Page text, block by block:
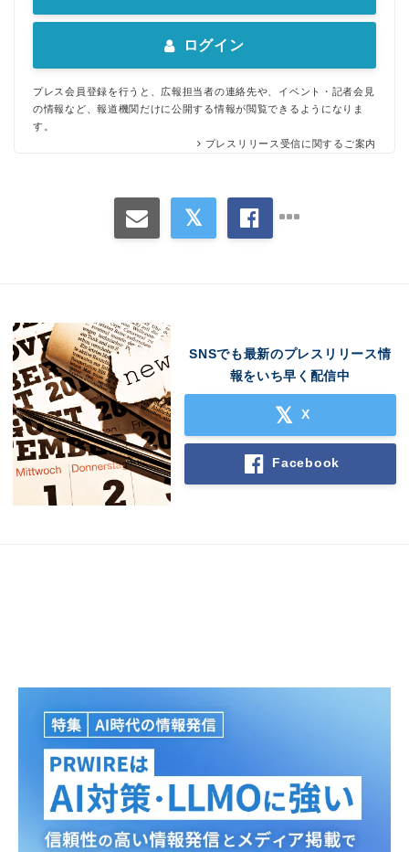
ログイン
プレス会員登録を行うと、広報担当者の連絡先や、イベント・記者会見
の情報など、報道機関だけに公開する情報が閲覧できるようになりま
す。
プレスリリース受信に関するご案内
SNSでも最新のプレスリリース情
報をいち早く配信中
X
Facebook
Japanese
English